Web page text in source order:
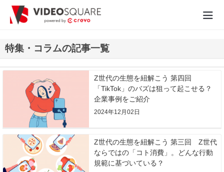
動画制作実績
お役立ち情報
お問合わせ・無料見積もり
特集・コラムの記事一覧
Z世代の生態を紐解こう 第四回
「TikTok」のバズは狙って起こせる？
企業事例をご紹介
2024年12月02日
Z世代の生態を紐解こう 第三回 Z世代
ならではの「コト消費」。どんな行動
規範に基づいている？